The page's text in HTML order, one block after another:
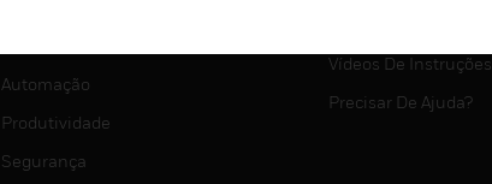
Automação
Produtividade
Segurança
Vídeos De Instruções
Precisar De Ajuda?